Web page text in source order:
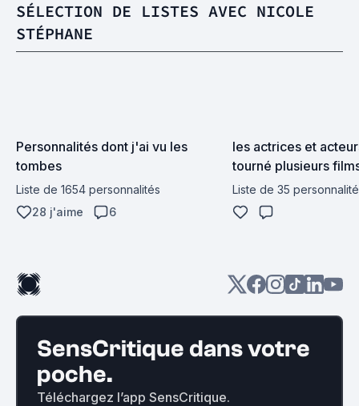
SÉLECTION DE LISTES AVEC NICOLE
STÉPHANE
Personnalités dont j'ai vu les
tombes
Liste de 1654 personnalités
28 j'aime
6
les actrices et
tourné plusieurs
Pierre Melville
Liste de 35
SensCritique dans votre
poche.
Téléchargez l’app SensCritique.